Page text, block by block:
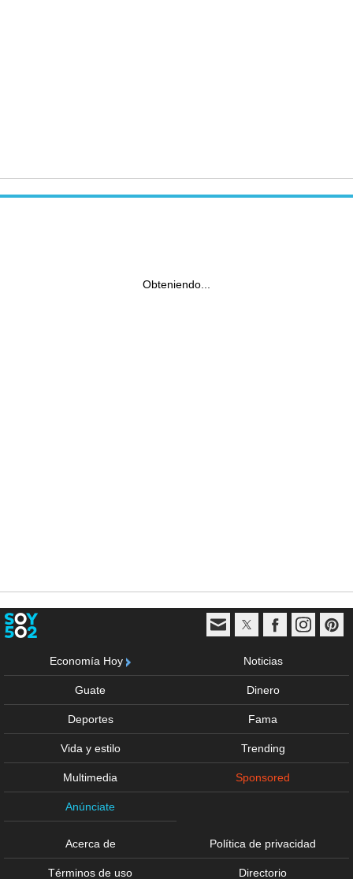
Obteniendo...
Economía Hoy Noticias
Guate Dinero
Deportes Fama
Vida y estilo Trending
Multimedia Sponsored
Anúnciate
Acerca de Política de privacidad
Términos de uso Directorio